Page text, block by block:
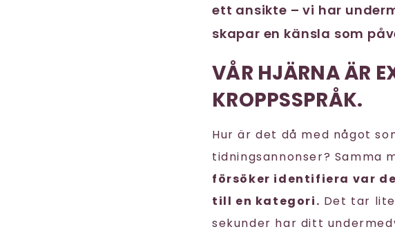
ett ansikte – vi har
skapar en känsla som
VÅR HJÄRNA ÄR
KROPPSSPRÅK.
Hur är det då med något
tidningsannonser? Samma
försöker identifiera var
till en kategori. Det tar
sekunder har ditt